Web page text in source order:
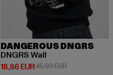
DANGEROUS DNGRS
DNGRS Wall
18,86 EUR
Derzeitiger Preis: 18,86 EUR
45,99 EURAktionspreis: